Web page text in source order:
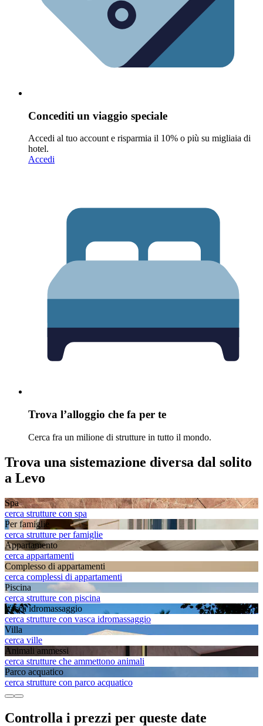
Concediti un viaggio speciale
Accedi al tuo account e risparmia il 10% o più su migliaia di
hotel.
Accedi
Trova l’alloggio che fa per te
Cerca fra un milione di strutture in tutto il mondo.
Trova una sistemazione diversa dal solito
a Levo
Spa
cerca strutture con spa
Per famiglie
cerca strutture per famiglie
Appartamento
cerca appartamenti
Complesso di appartamenti
cerca complessi di appartamenti
Piscina
cerca strutture con piscina
Vasca idromassaggio
cerca strutture con vasca idromassaggio
Villa
cerca ville
Animali ammessi
cerca strutture che ammettono animali
Parco acquatico
cerca strutture con parco acquatico
Controlla i prezzi per queste date